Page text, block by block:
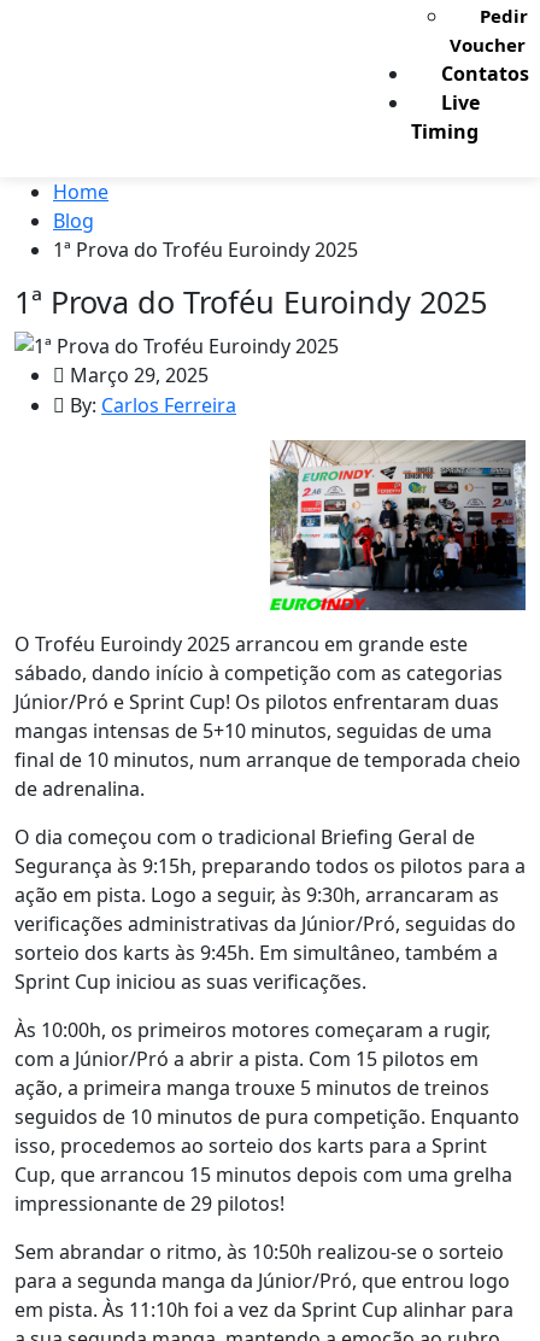
Pedir
Voucher
Contatos
Live
Timing
Home
Blog
1ª Prova do Troféu Euroindy 2025
1ª Prova do Troféu Euroindy 2025
Março 29, 2025
By: Carlos Ferreira
O Troféu Euroindy 2025 arrancou em grande este
sábado, dando início à competição com as categorias
Júnior/Pró e Sprint Cup! Os pilotos enfrentaram duas
mangas intensas de 5+10 minutos, seguidas de uma
final de 10 minutos, num arranque de temporada cheio
de adrenalina.
O dia começou com o tradicional Briefing Geral de
Segurança às 9:15h, preparando todos os pilotos para a
ação em pista. Logo a seguir, às 9:30h, arrancaram as
verificações administrativas da Júnior/Pró, seguidas do
sorteio dos karts às 9:45h. Em simultâneo, também a
Sprint Cup iniciou as suas verificações.
Às 10:00h, os primeiros motores começaram a rugir,
com a Júnior/Pró a abrir a pista. Com 15 pilotos em
ação, a primeira manga trouxe 5 minutos de treinos
seguidos de 10 minutos de pura competição. Enquanto
isso, procedemos ao sorteio dos karts para a Sprint
Cup, que arrancou 15 minutos depois com uma grelha
impressionante de 29 pilotos!
Sem abrandar o ritmo, às 10:50h realizou-se o sorteio
para a segunda manga da Júnior/Pró, que entrou logo
em pista. Às 11:10h foi a vez da Sprint Cup alinhar para